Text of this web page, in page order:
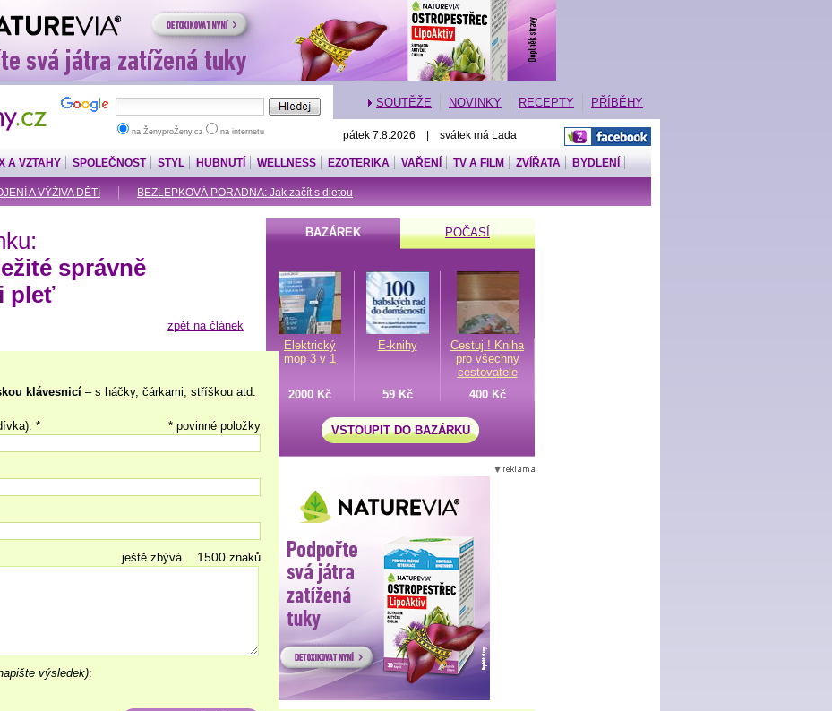
na ŽenyproŽeny.cz na internetu
SOUTĚŽE NOVINKY RECEPTY PŘÍBĚHY
pátek 7.8.2026 | svátek má Lada
A VÝŽIVA DĚTÍ BEZLEPKOVÁ PORADNA: Jak začít s dietou
A VZTAHY SPOLEČNOST STYL HUBNUTÍ WELLNESS EZOTERIKA VAŘENÍ TV A FILM ZVÍŘATA BYDLENÍ
správně
pleť
zpět na článek
klávesnicí – s háčky, čárkami, stříškou atd.
* povinné položky
*
ještě zbývá znaků
výsledek):
BAZÁREK POČASÍ
Elektrický
mop 3 v 1
E-knihy
Cestuj ! Kniha
pro všechny
cestovatele
2000 Kč
59 Kč 400 Kč
VSTOUPIT DO BAZÁRKU